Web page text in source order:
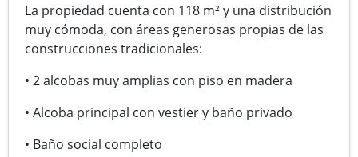
La propiedad cuenta con 118 m² y una distribución
muy cómoda, con áreas generosas propias de las
construcciones tradicionales:
• 2 alcobas muy amplias con piso en madera
• Alcoba principal con vestier y baño privado
• Baño social completo